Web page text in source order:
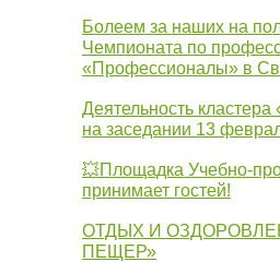
Болеем за наших на
Чемпионата по
«Профессионалы» в
Деятельность
на заседании 13
💥Площадка Учебно-
принимает гостей!
ОТДЫХ И
ПЕЩЕР»